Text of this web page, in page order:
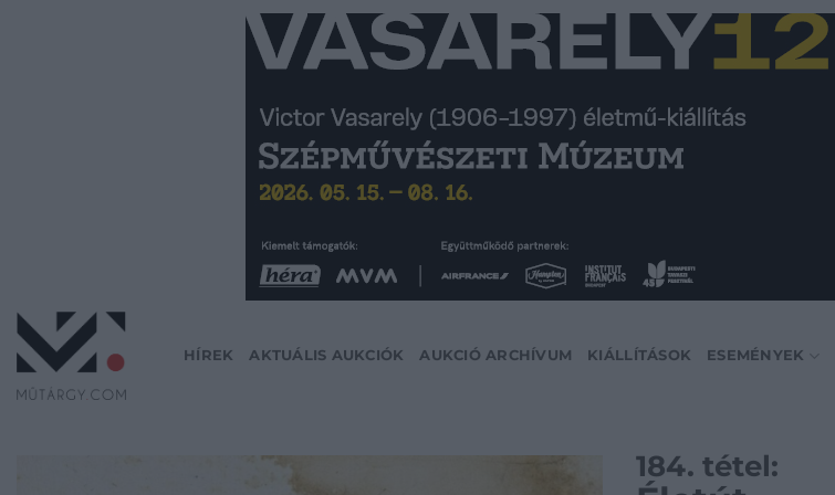
HÍREK AKTUÁLIS AUKCIÓK AUKCIÓ ARCHÍVUM KIÁLLÍTÁSOK ESEMÉNYEK
184. tétel: